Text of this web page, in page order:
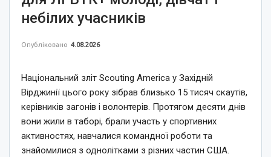
небілих учасників
Опубліковано 4.08.2026
Національний зліт Scouting America у Західній
Вірджинії цього року зібрав близько 15 тисяч скаутів,
керівників загонів і волонтерів. Протягом десяти днів
вони жили в таборі, брали участь у спортивних
активностях, навчалися командної роботи та
знайомилися з однолітками з різних частин США.